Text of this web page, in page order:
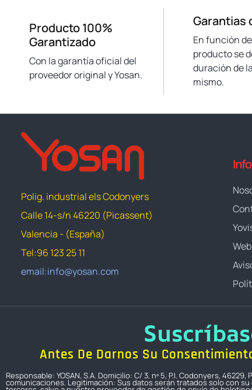
Producto 100%
Garantizado
Con la garantía oficial del
proveedor original y Yosan.
Garantias
En función
producto se
duración de
mismo.
Polig. industrial els Codonyers
Calle 14-s/n 46220 (Picassent)
Valencia - (España)
Tel:96 123 25 11
email:info@yosan.com
Antes De Darnos Su
Responsable: YOSAN, S.A. Domicilio: C/ 3, nº 5, P.I. Codonyers,
comunicaciones. Legitimación: Sus datos serán tratados solo con